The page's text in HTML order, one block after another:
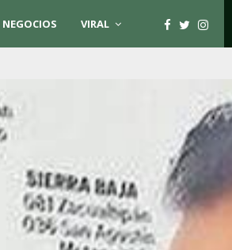
NEGOCIOS VIRAL